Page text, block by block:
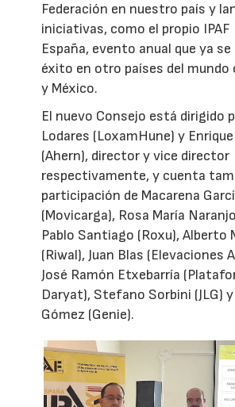
Federación en nuestro país y
iniciativas, como el propio IPAF
España, evento anual que ya
éxito en otro países del mundo
y México.
El nuevo Consejo está dirigido
Lodares (LoxamHune) y
(Ahern), director y vice director
respectivamente, y cuenta
participación de Macarena
(Movicarga), Rosa María
Pablo Santiago (Roxu), Alberto
(Riwal), Juan Blas (Elevaciones
José Ramón Etxebarría
Daryat), Stefano Sorbini (JLG)
Gómez (Genie).